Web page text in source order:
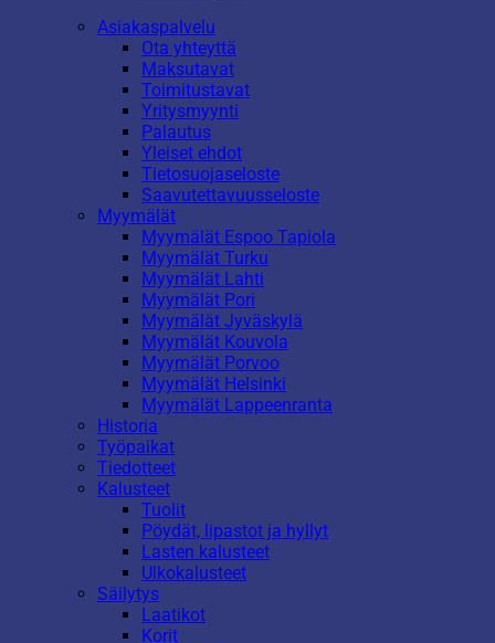
Asiakaspalvelu
Ota yhteyttä
Maksutavat
Toimitustavat
Yritysmyynti
Palautus
Yleiset ehdot
Tietosuojaseloste
Saavutettavuusseloste
Myymälät
Myymälät Espoo Tapiola
Myymälät Turku
Myymälät Lahti
Myymälät Pori
Myymälät Jyväskylä
Myymälät Kouvola
Myymälät Porvoo
Myymälät Helsinki
Myymälät Lappeenranta
Historia
Työpaikat
Tiedotteet
Kalusteet
Tuolit
Pöydät, lipastot ja hyllyt
Lasten kalusteet
Ulkokalusteet
Säilytys
Laatikot
Korit